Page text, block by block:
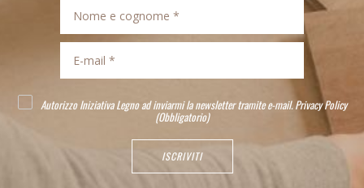
Autorizzo Iniziativa Legno ad inviarmi la newsletter tramite e-mail.Privacy Policy
(Obbligatorio)